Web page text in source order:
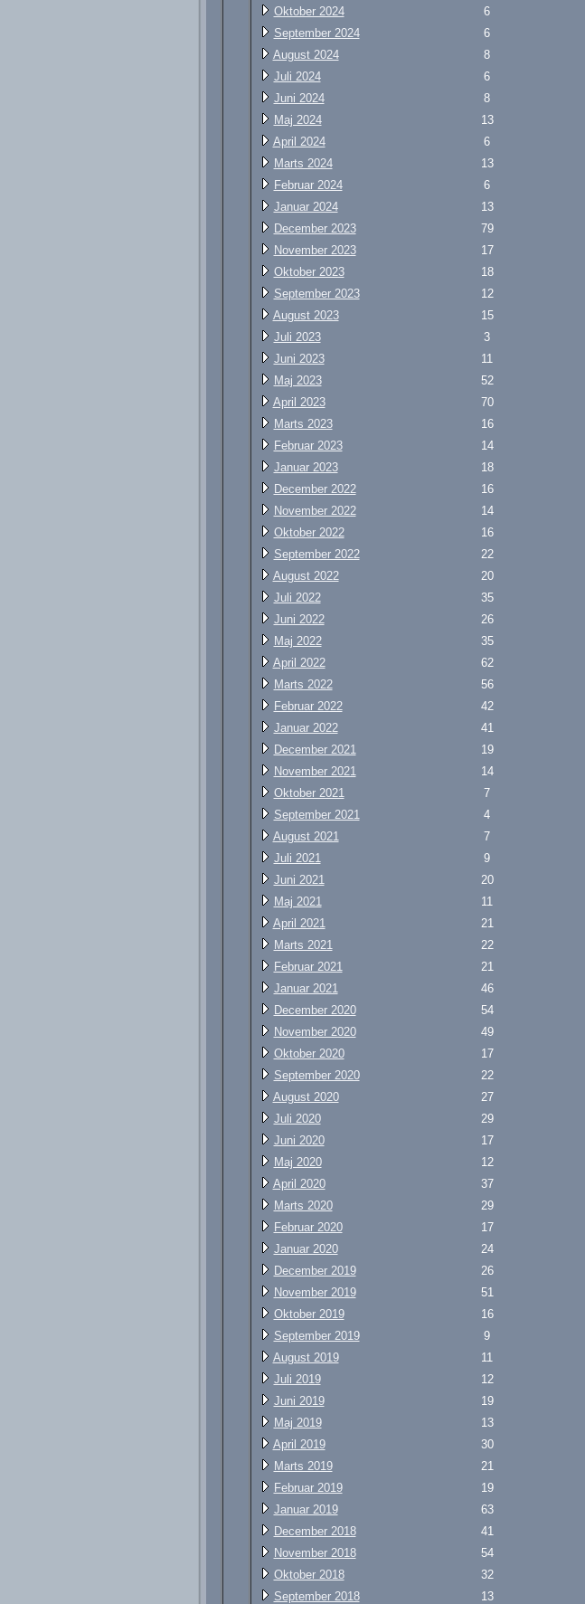
Oktober 2024
6
September 2024
6
August 2024
8
Juli 2024
6
Juni 2024
8
Maj 2024
13
April 2024
6
Marts 2024
13
Februar 2024
6
Januar 2024
13
December 2023
79
November 2023
17
Oktober 2023
18
September 2023
12
August 2023
15
Juli 2023
3
Juni 2023
11
Maj 2023
52
April 2023
70
Marts 2023
16
Februar 2023
14
Januar 2023
18
December 2022
16
November 2022
14
Oktober 2022
16
September 2022
22
August 2022
20
Juli 2022
35
Juni 2022
26
Maj 2022
35
April 2022
62
Marts 2022
56
Februar 2022
42
Januar 2022
41
December 2021
19
November 2021
14
Oktober 2021
7
September 2021
4
August 2021
7
Juli 2021
9
Juni 2021
20
Maj 2021
11
April 2021
21
Marts 2021
22
Februar 2021
21
Januar 2021
46
December 2020
54
November 2020
49
Oktober 2020
17
September 2020
22
August 2020
27
Juli 2020
29
Juni 2020
17
Maj 2020
12
April 2020
37
Marts 2020
29
Februar 2020
17
Januar 2020
24
December 2019
26
November 2019
51
Oktober 2019
16
September 2019
9
August 2019
11
Juli 2019
12
Juni 2019
19
Maj 2019
13
April 2019
30
Marts 2019
21
Februar 2019
19
Januar 2019
63
December 2018
41
November 2018
54
Oktober 2018
32
September 2018
13